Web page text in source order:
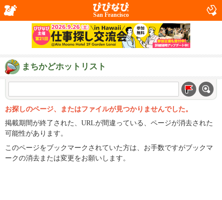
San Francisco
まちかどホットリスト
お探しのページ、またはファイルが見つかりませんでした。
掲載期間が終了された、URLが間違っている、ページが消去された
可能性があります。
このページをブックマークされていた方は、お手数ですがブックマ
ークの消去または変更をお願いします。